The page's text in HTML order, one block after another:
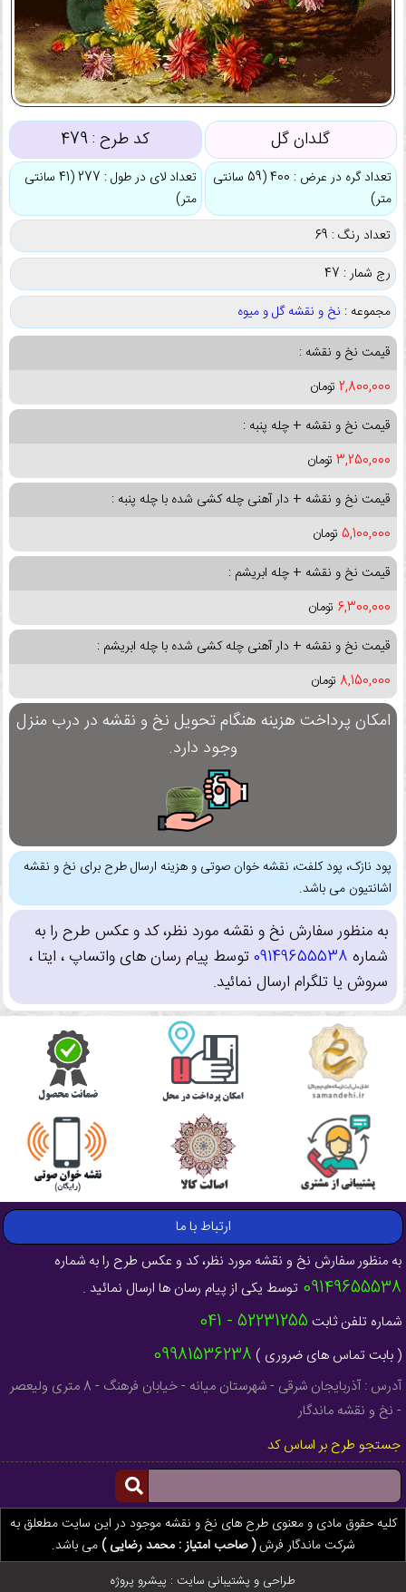
گلدان گل کد طرح :479
تعداد گره در عرض : 400 (59 سانتی
متر)
تعداد لای در طول : 277 (41 سانتی
متر)
تعداد رنگ : 69
رج شمار : 47
مجموعه : نخ و نقشه گل و میوه
قیمت نخ و نقشه :
2,800,000 تومان
قیمت نخ و نقشه + چله پنبه :
3,250,000 تومان
قیمت نخ و نقشه + دار آهنی چله کشی شده با چله پنبه :
5,100,000 تومان
قیمت نخ و نقشه + چله ابریشم :
6,300,000 تومان
قیمت نخ و نقشه + دار آهنی چله کشی شده با چله ابریشم :
8,150,000 تومان
امکان پرداخت هزینه هنگام تحویل نخ و نقشه در درب منزل
وجود دارد.
پود نازک، پود کلفت، نقشه خوان صوتی و هزینه ارسال طرح برای نخ و نقشه
اشانتیون می باشد.
به منظور سفارش نخ و نقشه مورد نظر، کد و عکس طرح را به
شماره 09149655538توسط پیام رسان های واتساپ ، ایتا ،
سروش یا تلگرام ارسال نمائید.
ارتباط با ما
به منظور سفارش نخ و نقشه مورد نظر، کد و عکس طرح را به شماره
09149655538 توسط یکی از پیام رسان ها ارسال نمائید .
شماره تلفن ثابت 52231255 - 041
( بابت تماس های ضروری ) 09981536238
آدرس : آذربایجان شرقی - شهرستان میانه - خیابان فرهنگ - 8 متری ولیعصر
- نخ و نقشه ماندگار
جستجو طرح بر اساس کد
کلیه حقوق مادی و معنوی طرح های نخ و نقشه موجود در این سایت مطعلق به
شرکت ماندگار فرش( صاحب امتیاز : محمد رضایی )می باشد.
طراحی و پشتیبانی سایت : پیشرو پروژه